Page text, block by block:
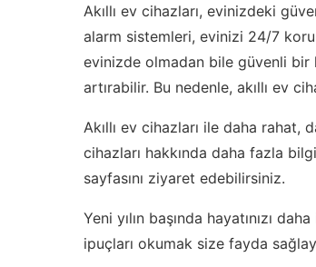
Akıllı ev cihazları, evinizdeki
alarm sistemleri, evinizi 24/7
evinizde olmadan bile güvenli bir
artırabilir. Bu nedenle, akıllı ev
Akıllı ev cihazları ile daha rahat,
cihazları hakkında daha fazla
sayfasını ziyaret edebilirsiniz.
Yeni yılın başında hayatınızı
ipuçları okumak size fayda